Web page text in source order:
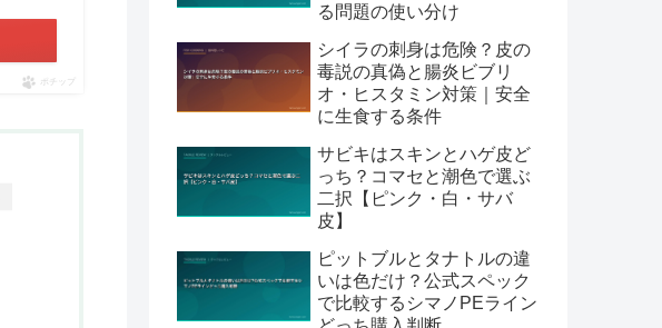
ポチップ
る問題の使い分け
シイラの刺身は危険？皮の
毒説の真偽と腸炎ビブリ
オ・ヒスタミン対策｜安全
に生食する条件
サビキはスキンとハゲ皮ど
っち？コマセと潮色で選ぶ
二択【ピンク・白・サバ
皮】
ピットブルとタナトルの違
いは色だけ？公式スペック
で比較するシマノPEライン